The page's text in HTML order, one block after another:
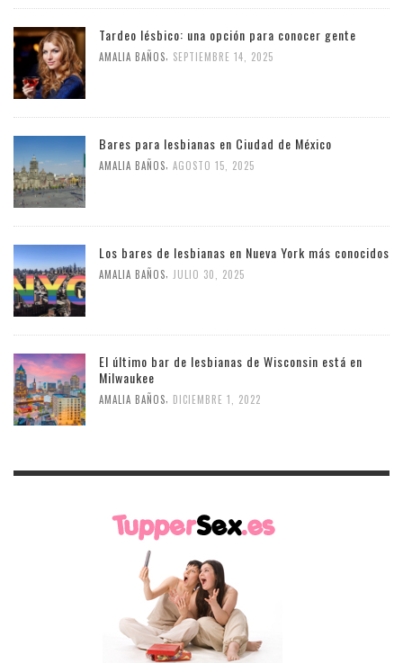
Tardeo lésbico: una opción para conocer gente
AMALIA BAÑOS SEPTIEMBRE 14, 2025
Bares para lesbianas en Ciudad de México
AMALIA BAÑOS AGOSTO 15, 2025
Los bares de lesbianas en Nueva York más conocidos
AMALIA BAÑOS JULIO 30, 2025
El último bar de lesbianas de Wisconsin está en
Milwaukee
AMALIA BAÑOS DICIEMBRE 1, 2022